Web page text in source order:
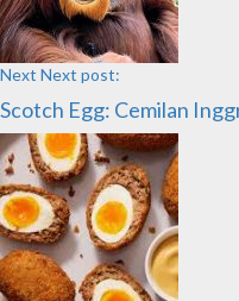
Next Next post:
Scotch Egg: Cemilan